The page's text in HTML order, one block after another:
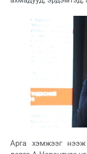
Арга хэмжээг